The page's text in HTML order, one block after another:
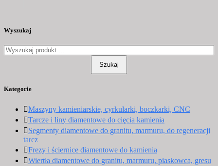
Wyszukaj
Szukaj
Kategorie
Maszyny kamieniarskie, cyrkularki, boczkarki, CNC
Tarcze i liny diamentowe do cięcia kamienia
Segmenty diamentowe do granitu, marmuru, do regeneracji
tarcz
Frezy i ściernice diamentowe do kamienia
Wiertła diamentowe do granitu, marmuru, piaskowca, gresu